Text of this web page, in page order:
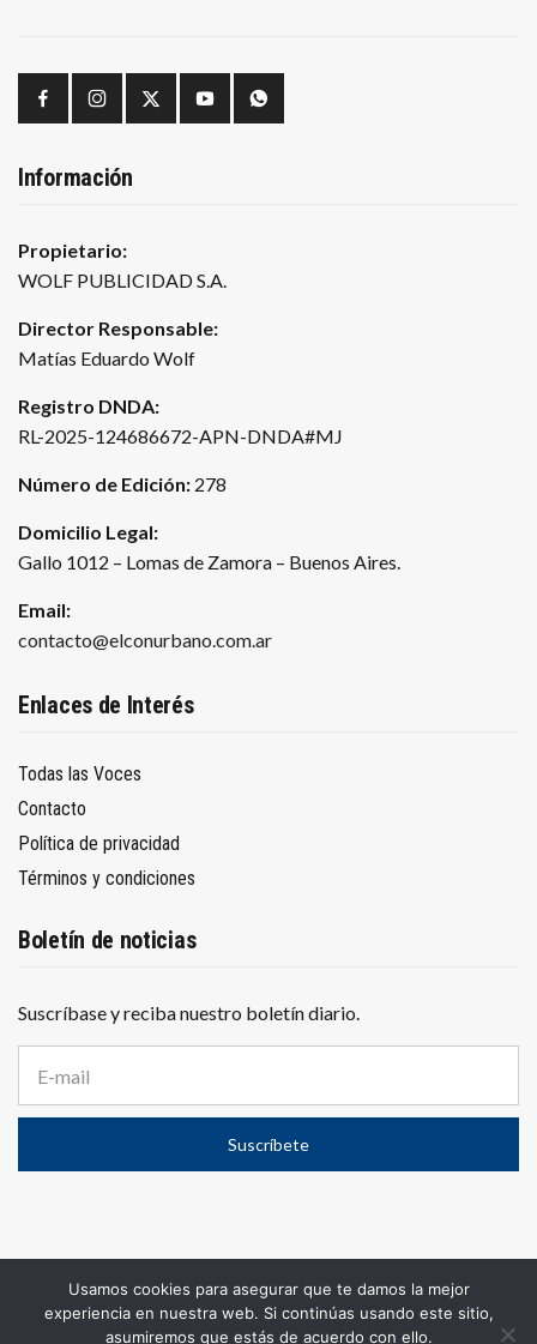
Información
Propietario:
WOLF PUBLICIDAD S.A.
Director Responsable:
Matías Eduardo Wolf
Registro DNDA:
RL-2025-124686672-APN-DNDA#MJ
Número de Edición: 278
Domicilio Legal:
Gallo 1012 – Lomas de Zamora – Buenos Aires.
Email:
contacto@elconurbano.com.ar
Enlaces de Interés
Todas las Voces
Contacto
Política de privacidad
Términos y condiciones
Boletín de noticias
Suscríbase y reciba nuestro boletín diario.
r
e
c
d
Suscríbete
© 2025El Conurbano– Propiedad de WOLF PUBLICIDAD S.A.
Todos los derechos reservados.
Usamos cookies para asegurar que te damos la mejor
experiencia en nuestra web. Si continúas usando este sitio,
asumiremos que estás de acuerdo con ello.